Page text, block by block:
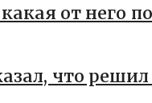
от него
что